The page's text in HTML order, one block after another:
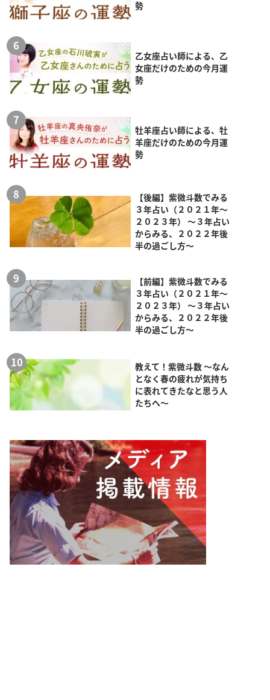
勢
乙女座占い師による、乙
女座だけのための今月運
勢
牡羊座占い師による、牡
羊座だけのための今月運
勢
【後編】紫微斗数でみる
３年占い（２０２１年～
２０２３年） ～３年占い
からみる、２０２２年後
半の過ごし方～
【前編】紫微斗数でみる
３年占い（２０２１年～
２０２３年） ～３年占い
からみる、２０２２年後
半の過ごし方～
教えて！紫微斗数 ～なん
となく春の疲れが気持ち
に表れてきたなと思う人
たちへ～